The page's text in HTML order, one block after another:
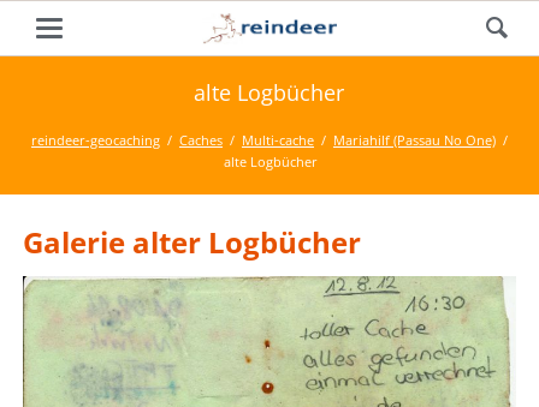
alte Logbücher
reindeer-geocaching Caches Multi-cache
Mariahilf (Passau No One)
alte Logbücher
Galerie alter Logbücher